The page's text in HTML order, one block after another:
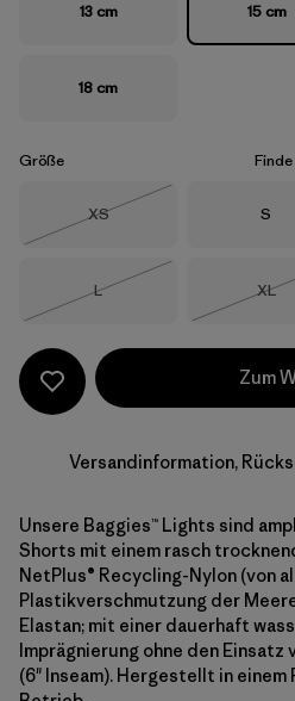
13 cm 15 cm
18 cm
Größe
Größe
XS
Größe
S
Größe
L
Größe
XL
Zum
Versandinformation,
Unsere Baggies™ Lights sind
Shorts mit einem rasch
NetPlus® Recycling-Nylon (von
Plastikverschmutzung der
Elastan; mit einer dauerhaft
Imprägnierung ohne den Einsatz
(6" Inseam). Hergestellt in